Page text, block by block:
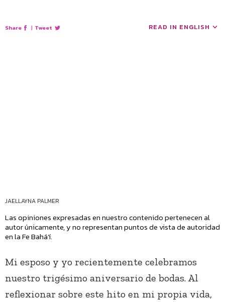
Share | Tweet READ IN ENGLISH
JAELLAYNA PALMER
Las opiniones expresadas en nuestro contenido pertenecen al
autor únicamente, y no representan puntos de vista de autoridad
en la Fe Bahá’í.
Mi esposo y yo recientemente celebramos
nuestro trigésimo aniversario de bodas. Al
reflexionar sobre este hito en mi propia vida,